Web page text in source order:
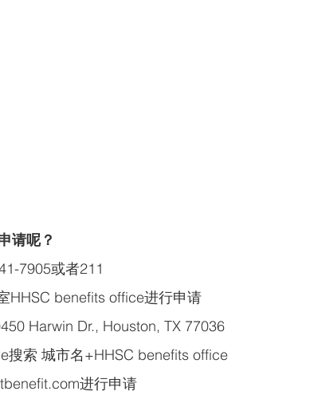
请呢？
7905或者211
HHSC benefits office进行申请
Harwin Dr., Houston, TX 77036
搜索 城市名+HHSC benefits office
进行申请